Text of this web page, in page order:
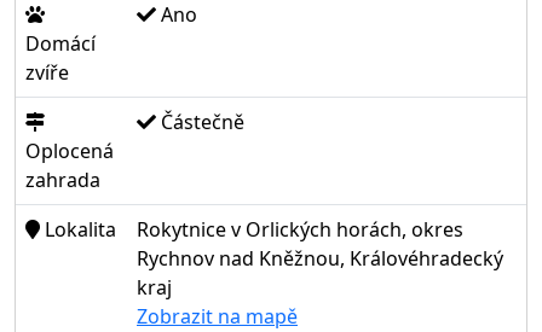
Domácí
zvíře
Ano
Oplocená
zahrada
Částečně
Lokalita
Rokytnice v Orlických horách, okres
Rychnov nad Kněžnou, Královéhradecký
kraj
Zobrazit na mapě